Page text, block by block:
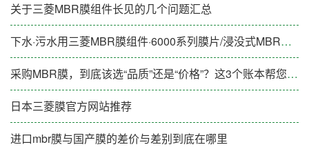
关于三菱MBR膜组件长见的几个问题汇总
下水·污水用三菱MBR膜组件·6000系列膜片/浸没式MBR膜片
采购MBR膜，到底该选“品质”还是“价格”？这3个账本帮您算清楚
日本三菱膜官方网站推荐
进口mbr膜与国产膜的差价与差别到底在哪里